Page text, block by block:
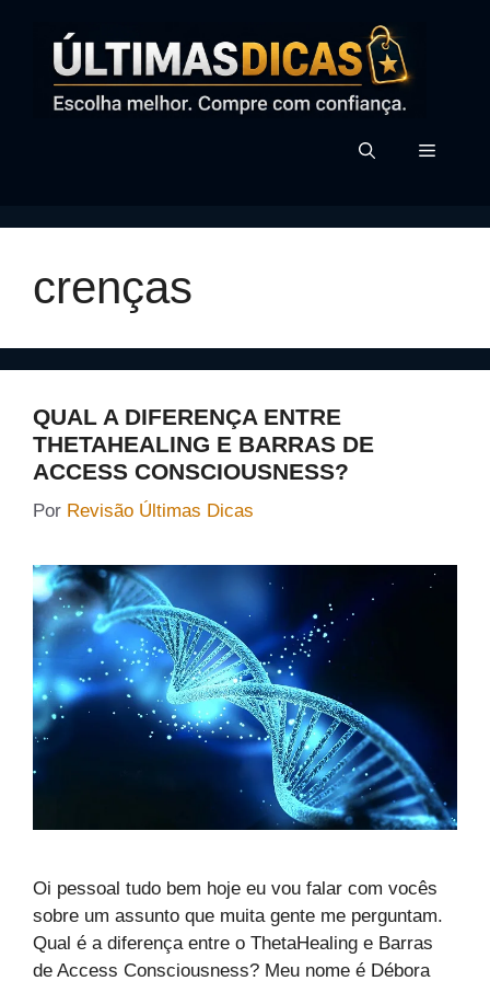
conteúdo
MENU
crenças
QUAL A DIFERENÇA ENTRE
THETAHEALING E BARRAS DE
ACCESS CONSCIOUSNESS?
Por Revisão Últimas Dicas
Oi pessoal tudo bem hoje eu vou falar com vocês
sobre um assunto que muita gente me perguntam.
Qual é a diferença entre o ThetaHealing e Barras
de Access Consciousness? Meu nome é Débora